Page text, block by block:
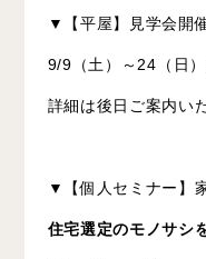
▼【平屋】見学会開
9/9（土）～24（日
詳細は後日ご案内い
▼【個人セミナー】
住宅選定のモノサシ